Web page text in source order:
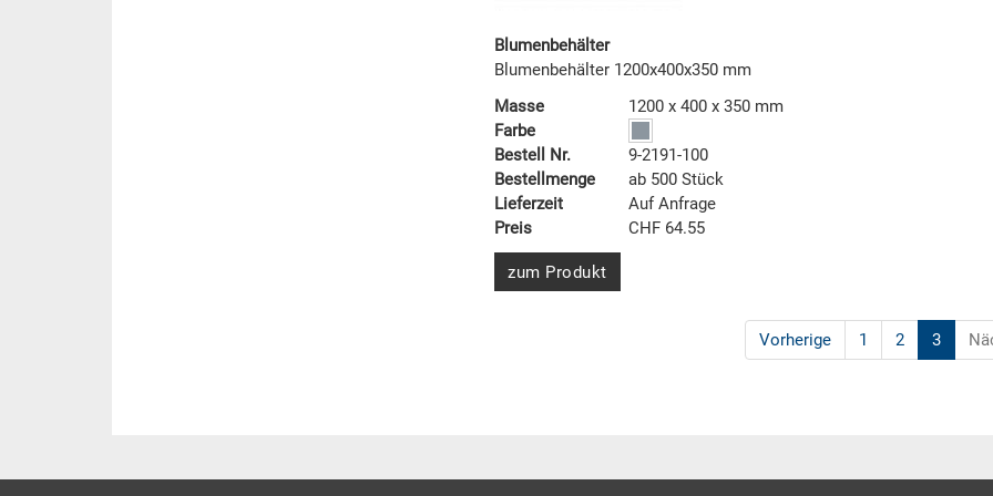
Blumenbehälter
Blumenbehälter 1200x400x350 mm
Masse
1200 x 400 x 350 mm
Farbe
Bestell Nr.
9-2191-100
Bestellmenge
ab 500 Stück
Lieferzeit
Auf Anfrage
Preis
CHF 64.55
zum Produkt
Vorherige 1 2 3